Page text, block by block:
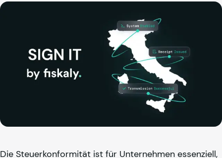
Die Steuerkonformität ist für Unternehmen essenziell,